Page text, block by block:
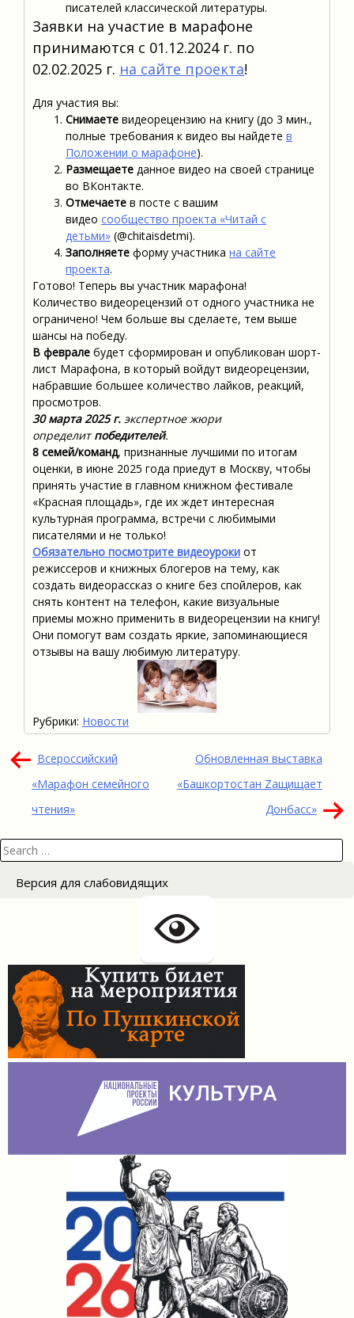
писателей классической литературы.
Заявки на участие в марафоне
принимаются с 01.12.2024 г. по
02.02.2025 г. на сайте проекта!
Для участия вы:
Снимаете видеорецензию на книгу (до 3 мин.,
полные требования к видео вы найдете в
Положении о марафоне).
Размещаете данное видео на своей странице
во ВКонтакте.
Отмечаете в посте с вашим
видео сообщество проекта «Читай с
детьми» (@chitaisdetmi).
Заполняете форму участника на сайте
проекта.
Готово! Теперь вы участник марафона!
Количество видеорецензий от одного участника не
ограничено! Чем больше вы сделаете, тем выше
шансы на победу.
В феврале будет сформирован и опубликован шорт-
лист Марафона, в который войдут видеорецензии,
набравшие большее количество лайков, реакций,
просмотров.
30 марта 2025 г. экспертное жюри
определит победителей.
8 семей/команд, признанные лучшими по итогам
оценки, в июне 2025 года приедут в Москву, чтобы
принять участие в главном книжном фестивале
«Красная площадь», где их ждет интересная
культурная программа, встречи с любимыми
писателями и не только!
Обязательно посмотрите видеоуроки от
режиссеров и книжных блогеров на тему, как
создать видеорассказ о книге без спойлеров, как
снять контент на телефон, какие визуальные
приемы можно применить в видеорецензии на книгу!
Они помогут вам создать яркие, запоминающиеся
отзывы на вашу любимую литературу.
Рубрики: Новости
Навигация
по
Всероссийский
«Марафон семейного
чтения»
Обновленная выставка
«Башкортостан Zащищает
Донбасс»
Search
for:
Версия для слабовидящих